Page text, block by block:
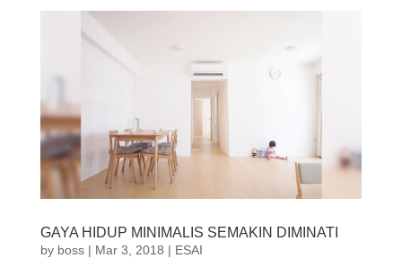
GAYA HIDUP MINIMALIS SEMAKIN DIMINATI
by boss| Mar 3, 2018 | ESAI